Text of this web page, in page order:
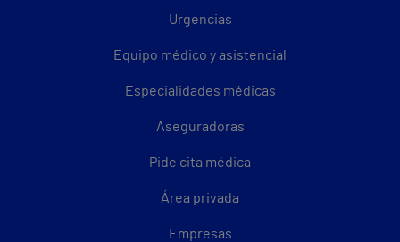
Urgencias
Equipo médico y asistencial
Especialidades médicas
Aseguradoras
Pide cita médica
Área privada
Empresas